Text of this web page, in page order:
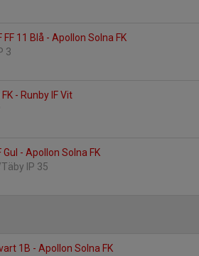
FF 11 Blå - Apollon Solna FK
3
- Runby IF Vit
Gul - Apollon Solna FK
IP 35
1B - Apollon Solna FK